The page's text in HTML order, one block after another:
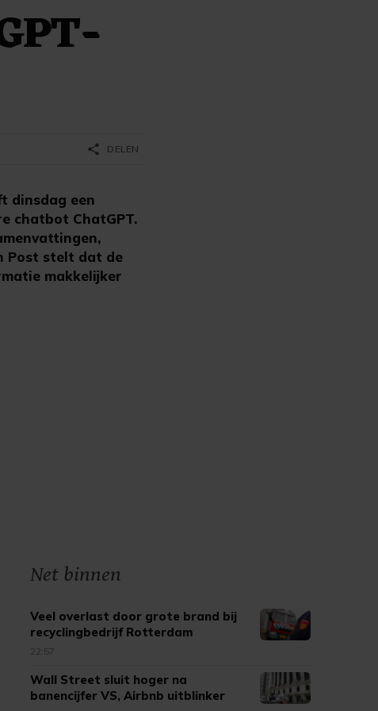
dinsdag een
chatbot ChatGPT.
Post stelt dat de
makkelijker
share DELEN
Net binnen
Veel overlast door grote brand bij
recyclingbedrijf Rotterdam
22:57
Wall Street sluit hoger na
banencijfer VS, Airbnb uitblinker